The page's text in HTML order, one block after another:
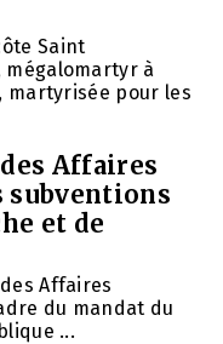
Saint
mégalomartyr à
martyrisée pour les
Affaires
subventions
et de
Affaires
du mandat du
...